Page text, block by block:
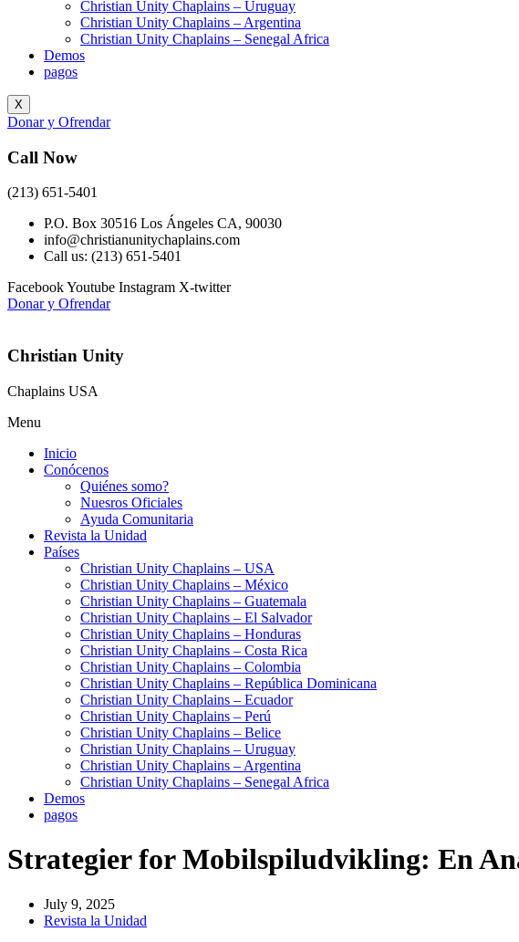
Christian Unity Chaplains – Uruguay
Christian Unity Chaplains – Argentina
Christian Unity Chaplains – Senegal Africa
Demos
pagos
X
Donar y Ofrendar
Call Now
(213) 651-5401
P.O. Box 30516 Los Ángeles CA, 90030
info@christianunitychaplains.com
Call us: (213) 651-5401
FacebookYoutube Instagram X-twitter
Donar y Ofrendar
Christian Unity
Chaplains USA
Menu
Inicio
Conócenos
Quiénes somo?
Nuesros Oficiales
Ayuda Comunitaria
Revista la Unidad
Países
Christian Unity Chaplains – USA
Christian Unity Chaplains – México
Christian Unity Chaplains – Guatemala
Christian Unity Chaplains – El Salvador
Christian Unity Chaplains – Honduras
Christian Unity Chaplains – Costa Rica
Christian Unity Chaplains – Colombia
Christian Unity Chaplains – República Dominicana
Christian Unity Chaplains – Ecuador
Christian Unity Chaplains – Perú
Christian Unity Chaplains – Belice
Christian Unity Chaplains – Uruguay
Christian Unity Chaplains – Argentina
Christian Unity Chaplains – Senegal Africa
Demos
pagos
Strategier for Mobilspiludvikling: En
July 9, 2025
Revista la Unidad